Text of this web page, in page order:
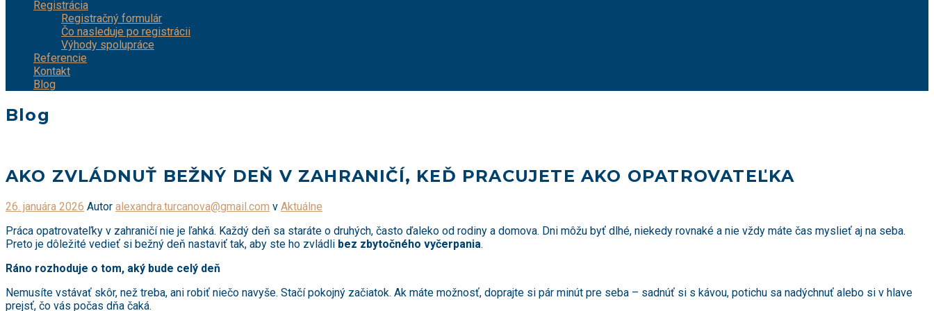
Registrácia
Registračný formulár
Čo nasleduje po registrácii
Výhody spolupráce
Referencie
Kontakt
Blog
Blog
AKO ZVLÁDNUŤ BEŽNÝ DEŇ V ZAHRANIČÍ, KEĎ PRACUJETE AKO OPATROVATEĽKA
Pridané
26. januára 2026 Autor alexandra.turcanova@gmail.com v Aktuálne
Práca opatrovateľky v zahraničí nie je ľahká. Každý deň sa staráte o druhých, často ďaleko od rodiny a domova. Dni môžu byť dlhé, niekedy rovnaké a nie vždy máte čas myslieť aj na seba.
Preto je dôležité vedieť si bežný deň nastaviť tak, aby ste ho zvládli bez zbytočného vyčerpania.
Ráno rozhoduje o tom, aký bude celý deň
Nemusíte vstávať skôr, než treba, ani robiť niečo navyše. Stačí pokojný začiatok. Ak máte možnosť, doprajte si pár minút pre seba – sadnúť si s kávou, potichu sa nadýchnuť alebo si v hlave
prejsť, čo vás počas dňa čaká.